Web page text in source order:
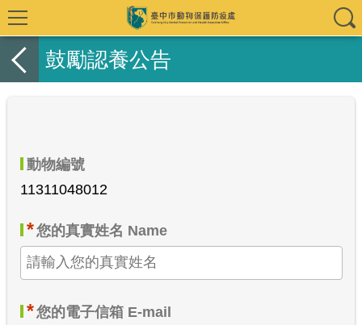
鼓勵認養公告
動物編號
11311048012
*您的真實姓名 Name
*您的電子信箱 E-mail